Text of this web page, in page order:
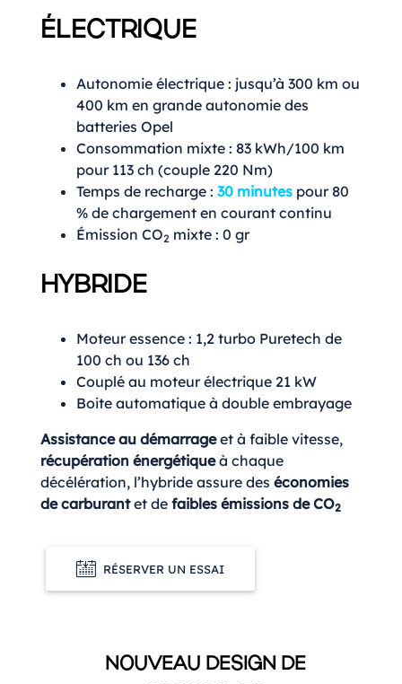
ÉLECTRIQUE
Autonomie électrique : jusqu’à 300 km ou
400 km en grande autonomie des
batteries Opel
Consommation mixte : 83 kWh/100 km
pour 113 ch (couple 220 Nm)
Temps de recharge : 30 minutes pour 80
% de chargement en courant continu
Émission CO2 mixte : 0 gr
HYBRIDE
Moteur essence : 1,2 turbo Puretech de
100 ch ou 136 ch
Couplé au moteur électrique 21 kW
Boite automatique à double embrayage
Assistance au démarrageet à faible vitesse,
récupération énergétiqueà chaque
décélération, l’hybride assure des économies
de carburantet de faibles émissions de CO2
RÉSERVER UN ESSAI
NOUVEAU DESIGN DE